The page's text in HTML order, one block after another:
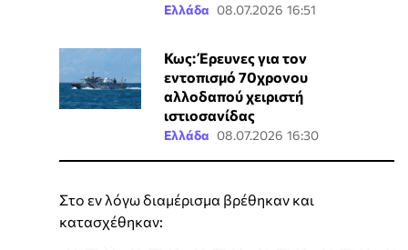
Ελλάδα 08.07.2026 16:51
Κως: Έρευνες για τον
εντοπισμό 70χρονου
αλλοδαπού χειριστή
ιστιοσανίδας
Ελλάδα 08.07.2026 16:30
Στο εν λόγω διαμέρισμα βρέθηκαν και
κατασχέθηκαν: